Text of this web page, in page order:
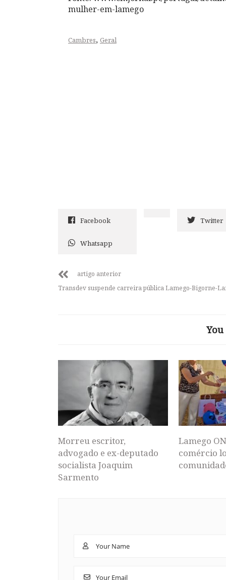
mulher-em-lamego
Cambres, Geral
Facebook Twitter
Whatsapp
artigo anterior
Transdev suspende carreira pública Lamego-Bigorne-
Morreu escritor,
advogado e ex-deputado
socialista Joaquim
Sarmento
Lamego
comércio